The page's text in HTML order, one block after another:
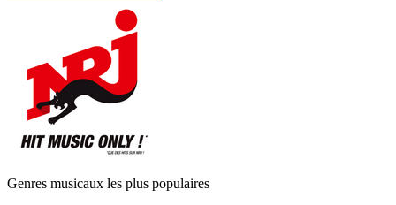
Genres musicaux les plus populaires